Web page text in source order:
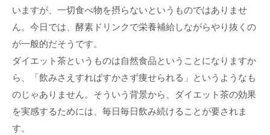
いますが、一切食べ物を摂らないというものではありませ
ん。今日では、酵素ドリンクで栄養補給しながらやり抜くの
が一般的だそうです。
ダイエット茶というものは自然食品ということになりますか
ら、「飲みさえすればすかさず痩せられる」というようなも
のじゃありません。そういう背景から、ダイエット茶の効果
を実感するためには、毎日毎日飲み続けることが要されま
す。